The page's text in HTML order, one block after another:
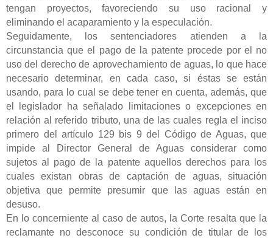
tengan proyectos, favoreciendo su uso racional y
eliminando el acaparamiento y la especulación.
Seguidamente, los sentenciadores atienden a la
circunstancia que el pago de la patente procede por el no
uso del derecho de aprovechamiento de aguas, lo que hace
necesario determinar, en cada caso, si éstas se están
usando, para lo cual se debe tener en cuenta, además, que
el legislador ha señalado limitaciones o excepciones en
relación al referido tributo, una de las cuales regla el inciso
primero del artículo 129 bis 9 del Código de Aguas, que
impide al Director General de Aguas considerar como
sujetos al pago de la patente aquellos derechos para los
cuales existan obras de captación de aguas, situación
objetiva que permite presumir que las aguas están en
desuso.
En lo concerniente al caso de autos, la Corte resalta que la
reclamante no desconoce su condición de titular de los